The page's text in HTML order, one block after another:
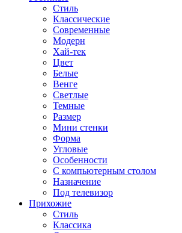
Стиль
Классические
Современные
Модерн
Хай-тек
Цвет
Белые
Венге
Светлые
Темные
Размер
Мини стенки
Форма
Угловые
Особенности
С компьютерным столом
Назначение
Под телевизор
Прихожие
Стиль
Классика